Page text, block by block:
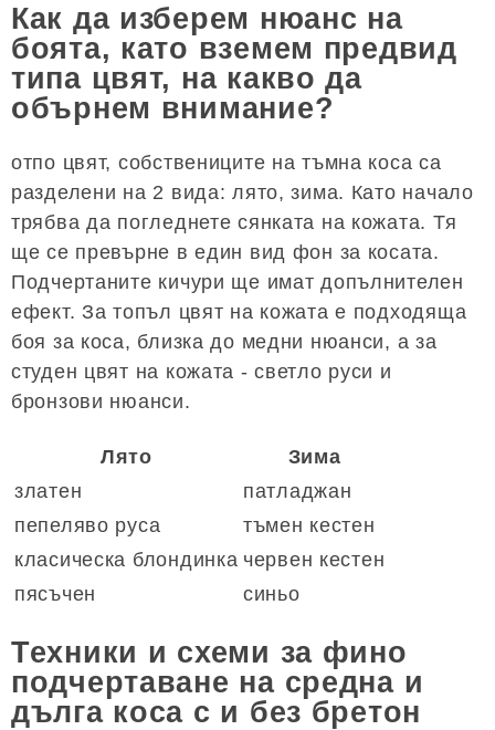
Как да изберем нюанс на
боята, като вземем предвид
типа цвят, на какво да
обърнем внимание?
отпо цвят, собствениците на тъмна коса са
разделени на 2 вида: лято, зима. Като начало
трябва да погледнете сянката на кожата. Тя
ще се превърне в един вид фон за косата.
Подчертаните кичури ще имат допълнителен
ефект. За топъл цвят на кожата е подходяща
боя за коса, близка до медни нюанси, а за
студен цвят на кожата - светло руси и
бронзови нюанси.
Лято
Зима
златен
патладжан
пепеляво руса
тъмен кестен
класическа блондинка червен кестен
пясъчен
синьо
Техники и схеми за фино
подчертаване на средна и
дълга коса с и без бретон